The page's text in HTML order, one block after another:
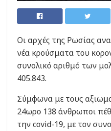
Οι αρχές της Ρωσίας
νέα κρούσματα του
συνολικό αριθμό των
405.843.
Σύμφωνα με τους
24ωρο 138 άνθρωποι
την covid-19, με τον